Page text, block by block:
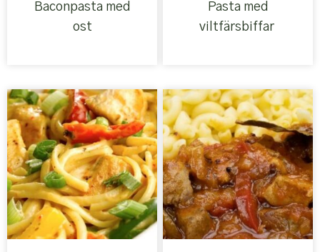
Baconpasta med
ost
Pasta med
viltfärsbiffar